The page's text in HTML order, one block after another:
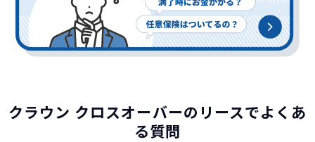
クラウン クロスオーバーのリースでよくあ
る質問